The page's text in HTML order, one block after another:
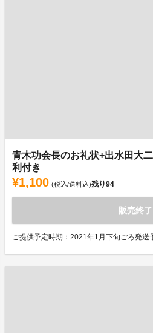
青木功会長のお礼状+出水田大
利付き
¥1,100 (税込/送料込)残り94
販売終了
ご提供予定時期：2021年1月下旬ごろ発送